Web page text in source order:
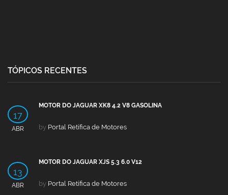
TÓPICOS RECENTES
17
ABR
MOTOR DO JAGUAR XK8 4.2 V8 GASOLINA
by Portal Retífica de Motores
13
ABR
MOTOR DO JAGUAR XJS 5.3 6.0 V12
by Portal Retífica de Motores